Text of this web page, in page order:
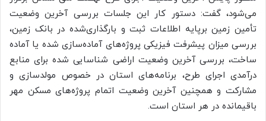
می‌شود، گفت: دستور کار این جلسات بررسی آخرین وضعیت
تأمین زمین برپایه اطلاعات ثبت و بارگذاری‌شده در بانک زمین،
بررسی میزان پیشرفت فیزیکی پروژه‌های آماده‌سازی شده یا آماده
ساخت، بررسی آخرین وضعیت اراضی شناسایی شده برای منابع
درآمدی اجرای طرح، برنامه‌های استان در خصوص مولدسازی و
مشارکت و همچنین آخرین وضعیت اتمام پروژه‌های مسکن مهر
باقیمانده در هر استان است.